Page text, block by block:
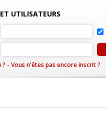
UTILISATEURS
? - Vous n'êtes pas encore inscrit ?